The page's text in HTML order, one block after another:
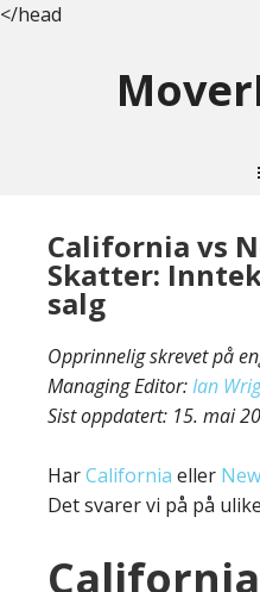
</head
California vs
Skatter:
salg
Opprinnelig skrevet på
Managing Editor:Ian
Sist oppdatert: 15. mai
HarCalifornia eller
Det svarer vi på på